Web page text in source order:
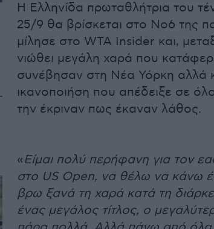
Η Ελληνίδα πρωταθλήτρια του
25/9 θα βρίσκεται στο Νο6 της
μίλησε στο WTA Insider και,
νιώθει μεγάλη χαρά που
συνέβησαν στη Νέα Υόρκη αλλά
ικανοποιήση που απέδειξε σε
την έκριναν πως έκαναν λάθος.
«Είμαι πολύ περήφανη για τον
στο US Open, να θέλω να κάνω
βρω ξανά τη χαρά κατά τη
ένας μεγάλος τίτλος, ο